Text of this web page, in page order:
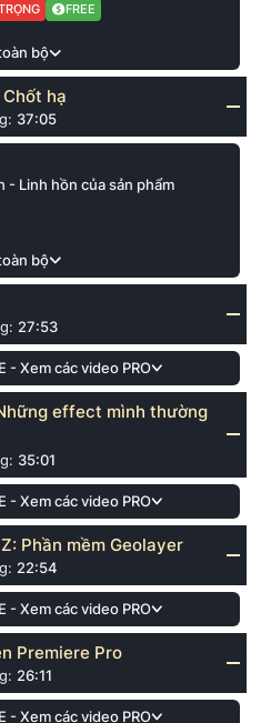
FREE
bộ
hạ
37:05
- Linh hồn của sản phẩm
bộ
27:53
- Xem các video PRO
effect mình thường
35:01
- Xem các video PRO
Phần mềm Geolayer
22:54
- Xem các video PRO
Premiere Pro
26:11
- Xem các video PRO